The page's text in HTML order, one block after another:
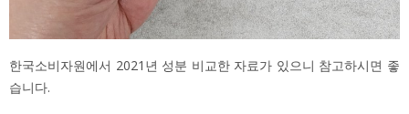
한국소비자원에서 2021년 성분 비교한 자료가 있으니 참고하시면 좋
습니다.